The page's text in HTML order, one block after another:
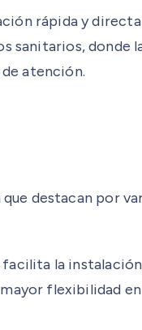
rápida y
sanitarios, donde
atención.
destacan por
la
flexibilidad